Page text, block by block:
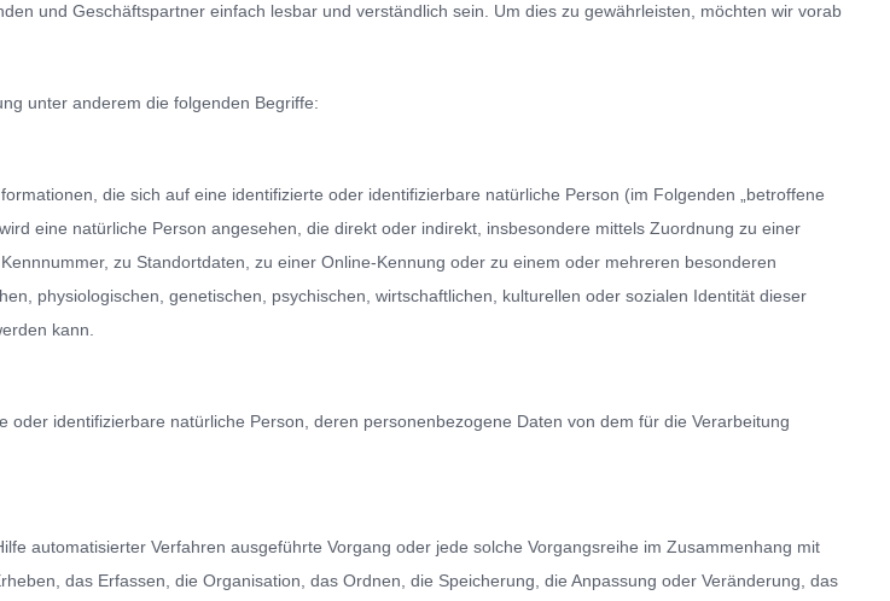
und Geschäftspartner einfach lesbar und verständlich sein. Um dies zu gewährleisten, möchten wir vorab
unter anderem die folgenden Begriffe:
die sich auf eine identifizierte oder identifizierbare natürliche Person (im Folgenden „betroffene
eine natürliche Person angesehen, die direkt oder indirekt, insbesondere mittels Zuordnung zu einer
zu Standortdaten, zu einer Online-Kennung oder zu einem oder mehreren besonderen
physiologischen, genetischen, psychischen, wirtschaftlichen, kulturellen oder sozialen Identität dieser
kann.
oder identifizierbare natürliche Person, deren personenbezogene Daten von dem für die Verarbeitung
automatisierter Verfahren ausgeführte Vorgang oder jede solche Vorgangsreihe im Zusammenhang mit
das Erfassen, die Organisation, das Ordnen, die Speicherung, die Anpassung oder Veränderung, das